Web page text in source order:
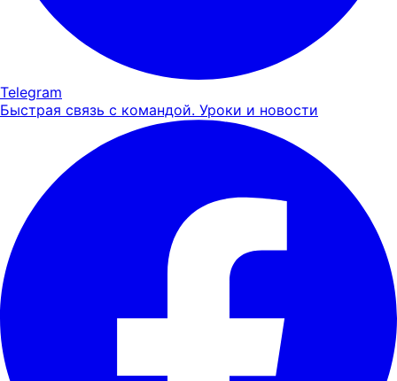
Telegram
Быстрая связь с командой. Уроки и новости